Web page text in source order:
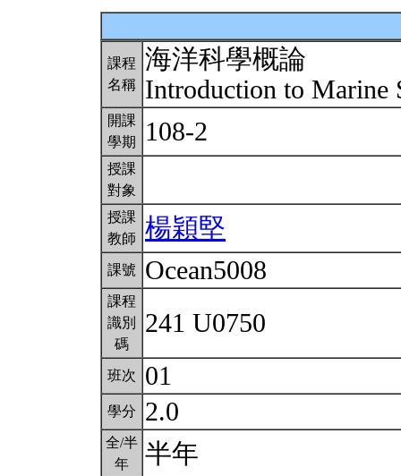
課程
名稱
海洋科學概論
Introduction to Marine
開課
學期
108-2
授課
對象
授課
教師
楊穎堅
課號 Ocean5008
課程
識別
碼
241 U0750
班次 01
學分 2.0
全/半
年
半年